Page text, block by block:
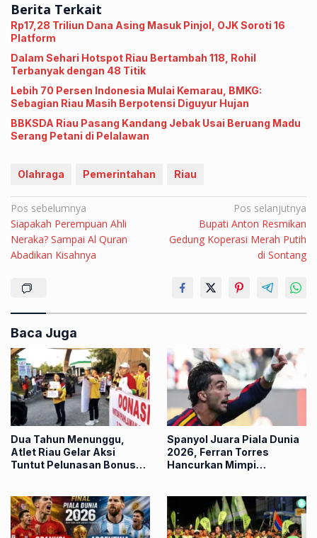
Berita Terkait
Rp17,28 Triliun Dana Asing Masuk Pinjol, OJK Soroti 16
Platform
Dalam Sehari Hotspot Riau Bertambah 118, Rohil
Terbanyak dengan 48 Titik
Lebih 70 Persen Indonesia Mulai Kemarau, BMKG:
Sebagian Riau Masih Berpotensi Diguyur Hujan
BBKSDA Riau Pasang Kandang Jebak Usai Beruang Madu
Serang Petani di Pelalawan
Olahraga Pemerintahan Riau
Navigasi
pos
Pos sebelumnya
Siapakah Perempuan Ahli
Neraka? Sampai Al Quran
Abadikan Kisahnya
Pos selanjutnya
Bupati Anton Resmikan
Gedung Koperasi Merah Putih
di Sontang
Baca Juga
Dua Tahun Menunggu,
Atlet Riau Gelar Aksi
Tuntut Pelunasan Bonus
Spanyol Juara Piala Dunia
2026, Ferran Torres
Hancurkan Mimpi